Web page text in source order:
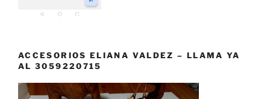
ACCESORIOS ELIANA VALDEZ – LLAMA YA
AL 3059220715